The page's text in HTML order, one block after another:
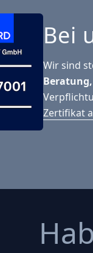
Bei
Wir sind
Zertifikat